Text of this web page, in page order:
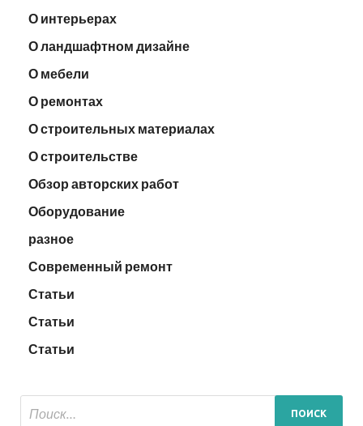
О интерьерах
О ландшафтном дизайне
О мебели
О ремонтах
О строительных материалах
О строительстве
Обзор авторских работ
Оборудование
разное
Современный ремонт
Статьи
Статьи
Статьи